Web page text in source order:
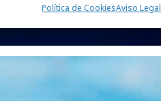
Política de CookiesAviso Legal